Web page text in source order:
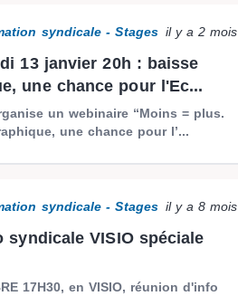
syndicale - Stages il y a 2 mois
13 janvier 20h : baisse
une chance pour l'Ec...
un webinaire “Moins = plus.
une chance pour l’...
syndicale - Stages il y a 8 mois
syndicale VISIO spéciale
17H30, en VISIO, réunion d'info